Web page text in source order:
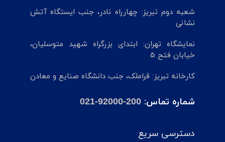
شعبه دوم تبریز: چهارراه نادر، جنب ایستگاه آتش
نشانی
نمایشگاه تهران: ابتدای بزرگراه شهید متوسلیان،
خیابان فتح 5
کارخانه تبریز: قراملک، جنب دانشگاه صنایع و معادن
شماره تماس: 021-92000-200
دسترسی سریع